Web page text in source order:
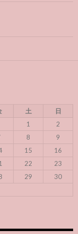
土
日
1
2
8
9
15
16
22
23
29
30